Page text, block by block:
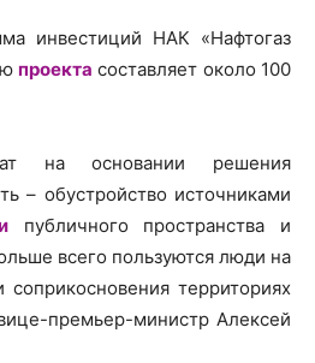
инвестиций НАК «Нафтогаз
проекта составляет около 100
на основании решения
– обустройство источниками
публичного пространства и
всего пользуются люди на
территориях
премьер-министр Алексей